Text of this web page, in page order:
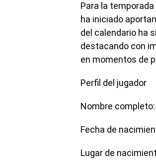
Para la
ha iniciado
del calendario ha
destacando con
en momentos de
Perfil del jugador
Nombre completo:
Fecha de
Lugar de